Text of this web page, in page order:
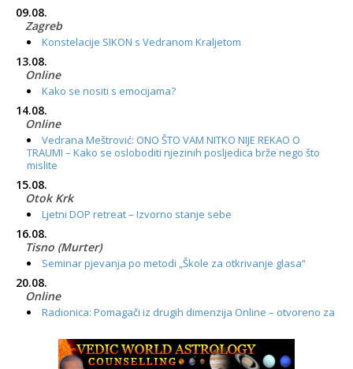
09.08.
Zagreb
Konstelacije SIKON s Vedranom Kraljetom
13.08.
Online
Kako se nositi s emocijama?
14.08.
Online
Vedrana Meštrović: ONO ŠTO VAM NITKO NIJE REKAO O
TRAUMI – Kako se osloboditi njezinih posljedica brže nego što
mislite
15.08.
Otok Krk
Ljetni DOP retreat – Izvorno stanje sebe
16.08.
Tisno (Murter)
Seminar pjevanja po metodi „Škole za otkrivanje glasa“
20.08.
Online
Radionica: Pomagači iz drugih dimenzija Online – otvoreno za
Zagreb+Online